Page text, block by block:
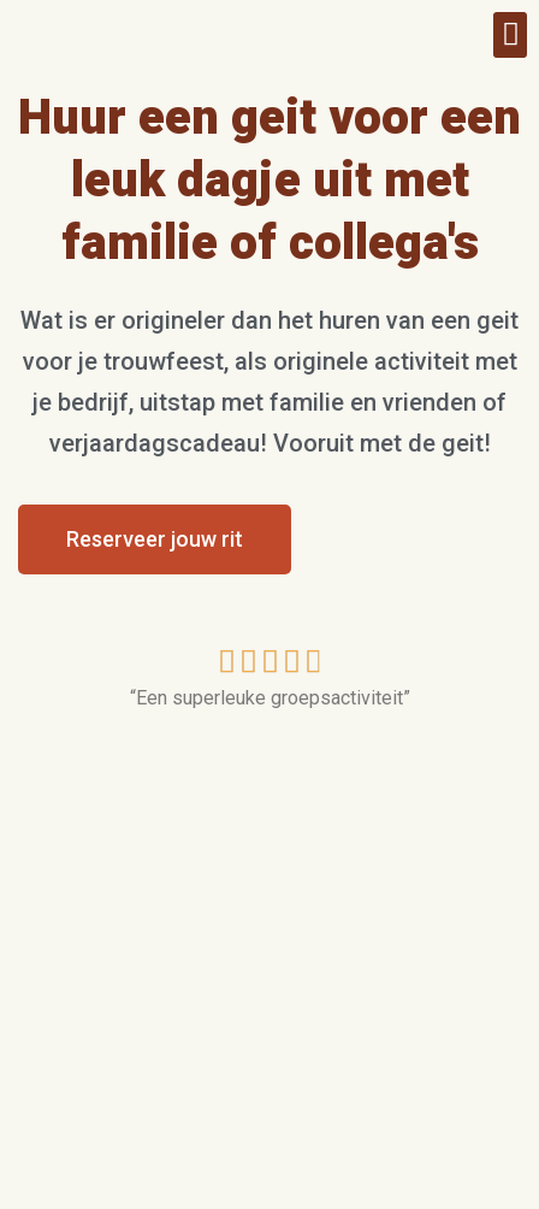
Huur een geit voor een
leuk dagje uit met
familie of collega's
Wat is er origineler dan het huren van een geit
voor je trouwfeest, als originele activiteit met
je bedrijf, uitstap met familie en vrienden of
verjaardagscadeau! Vooruit met de geit!
Reserveer jouw rit
    
“Een superleuke groepsactiviteit”